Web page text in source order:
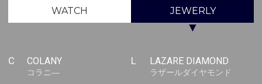
WATCH JEWERLY
▼
C COLANY
コラニ―
L LAZARE DIAMOND
ラザールダイヤモンド